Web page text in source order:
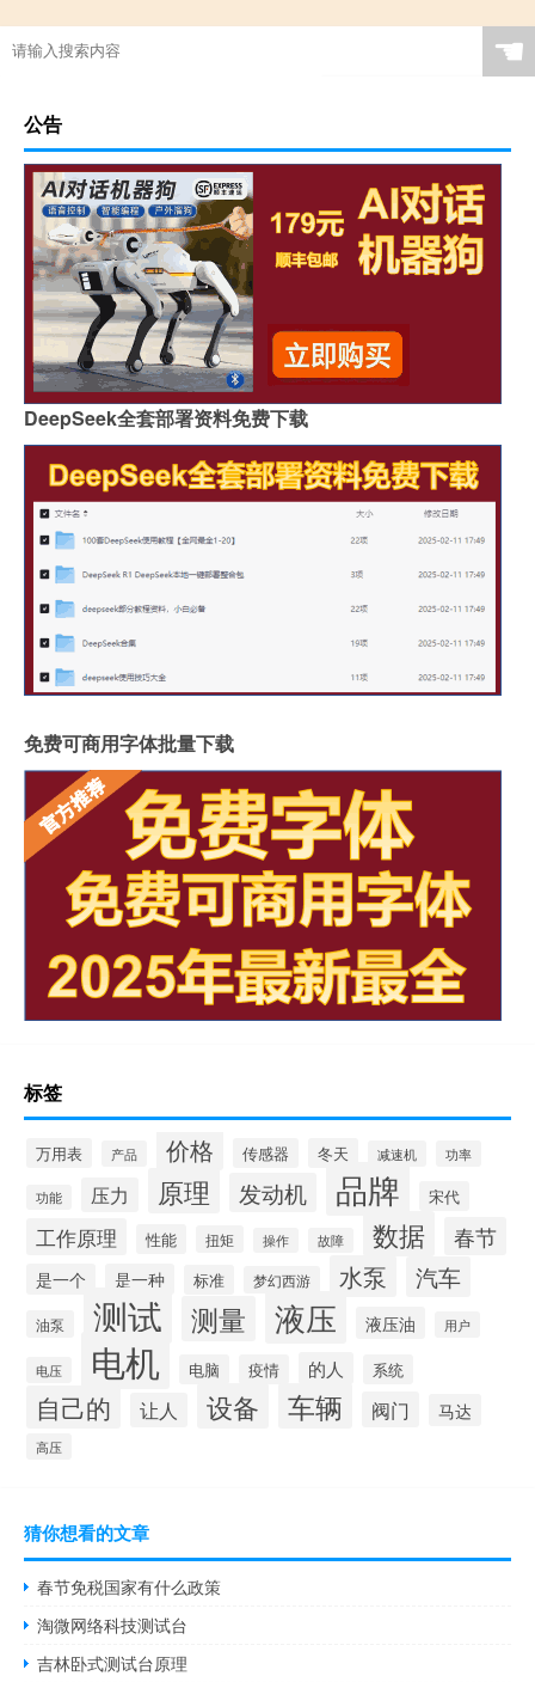
☚
公告
DeepSeek全套部署资料免费下载
免费可商用字体批量下载
标签
万用表 产品 价格 传感器 冬天 减速机 功率
功能 压力 原理 发动机 品牌 宋代
工作原理 性能 扭矩 操作 故障 数据 春节
是一个 是一种 标准 梦幻西游 水泵 汽车
油泵 测试 测量 液压 液压油 用户
电压 电机 电脑 疫情 的人 系统
自己的 让人 设备 车辆 阀门 马达
高压
猜你想看的文章
春节免税国家有什么政策
淘微网络科技测试台
吉林卧式测试台原理